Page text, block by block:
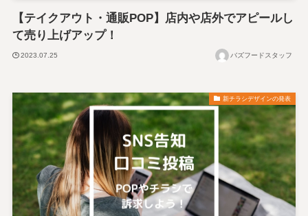
【テイクアウト・通販POP】店内や店外でアピールし
て売り上げアップ！
2023.07.25 バズフードスタッフ
新チラシデザインの発表